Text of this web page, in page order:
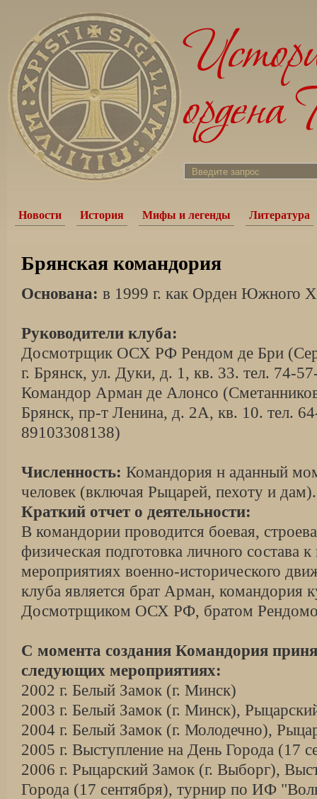
Новости История Мифы и легенды Литература
Брянская командория
Основана: в 1999 г. как Орден Южного
Руководители клуба:
Досмотрщик ОСХ РФ Рендом де Бри
г. Брянск, ул. Дуки, д. 1, кв. 33. тел. 74-
Командор Арман де Алонсо
Брянск, пр-т Ленина, д. 2А, кв. 10. тел.
89103308138)
Численность: Командория н аданный
человек (включая Рыцарей, пехоту и дам).
Краткий отчет о деятельности:
В командории проводится боевая,
физическая подготовка личного состава
мероприятиях военно-исторического
клуба является брат Арман, командория
Досмотрщиком ОСХ РФ, братом
С момента создания Командория
следующих мероприятиях:
2002 г. Белый Замок (г. Минск)
2003 г. Белый Замок (г. Минск),
2004 г. Белый Замок (г. Молодечно),
2005 г. Выступление на День Города (17
2006 г. Рыцарский Замок (г. Выборг),
Города (17 сентября), турнир по ИФ